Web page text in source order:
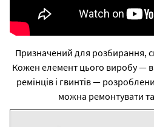
Призначений для розбирання,
Кожен елемент цього виробу —
ремінців і гвинтів —
можна ремонтувати